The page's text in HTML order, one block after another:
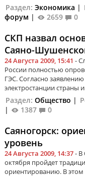
Раздел: Экономика |
форум | 2659 0
СКП назвал
Саяно-
24 Августа 2009, 15:41 -
России полностью
ГЭС. Согласно
электростанции страны
Раздел: Общество |
|
1387 0
Саяногорск:
уровень
24 Августа 2009, 14:37- В
октября пройдет
ориентированию. В этом